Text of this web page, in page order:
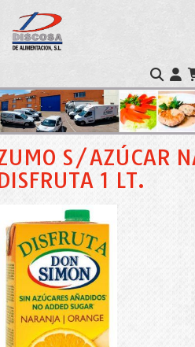
S/AZÚCAR
1 LT.